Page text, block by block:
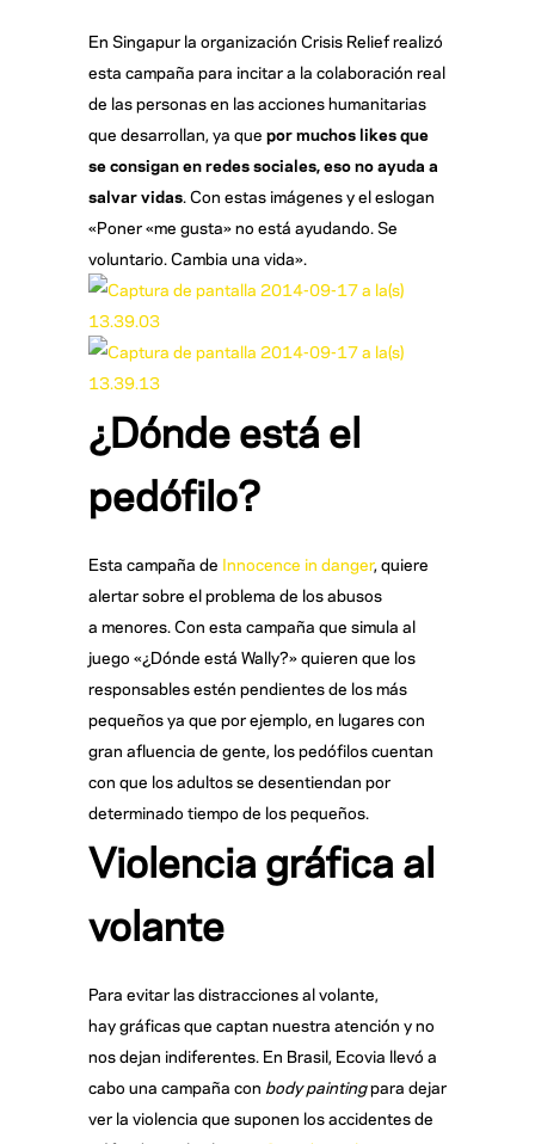
En Singapur la organización Crisis Relief realizó
esta campaña para incitar a la colaboración real
de las personas en las acciones humanitarias
que desarrollan, ya que por muchos likes que
se consigan en redes sociales, eso no ayuda a
salvar vidas. Con estas imágenes y el eslogan
«Poner «me gusta» no está ayudando. Se
voluntario. Cambia una vida».
¿Dónde está el
pedófilo?
Esta campaña de Innocence in danger, quiere
alertar sobre el problema de los abusos
a menores. Con esta campaña que simula al
juego «¿Dónde está Wally?» quieren que los
responsables estén pendientes de los más
pequeños ya que por ejemplo, en lugares con
gran afluencia de gente, los pedófilos cuentan
con que los adultos se desentiendan por
determinado tiempo de los pequeños.
Violencia gráfica al
volante
Para evitar las distracciones al volante,
hay gráficas que captan nuestra atención y no
nos dejan indiferentes. En Brasil, Ecovia llevó a
cabo una campaña con body paintingpara dejar
ver la violencia que suponen los accidentes de